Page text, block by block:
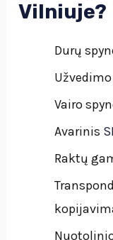
Vilniuje?
Durų
Vairo
Avarinis
Raktų